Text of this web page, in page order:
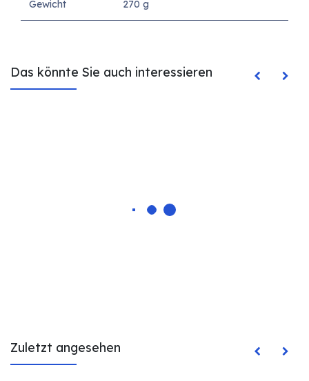
Gewicht 270 g
Das könnte Sie auch interessieren
Zuletzt angesehen